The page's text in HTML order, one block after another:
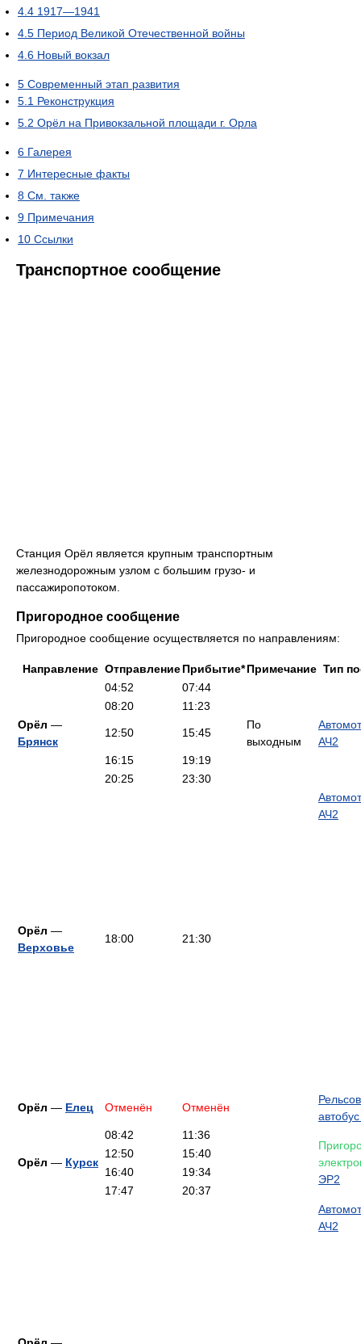
4.4 1917—1941
4.5 Период Великой Отечественной войны
4.6 Новый вокзал
5 Современный этап развития
5.1 Реконструкция
5.2 Орёл на Привокзальной площади г. Орла
6 Галерея
7 Интересные факты
8 См. также
9 Примечания
10 Ссылки
Транспортное сообщение
Станция Орёл является крупным транспортным
железнодорожным узлом с большим грузо- и
пассажиропотоком.
Пригородное сообщение
Пригородное сообщение осуществляется по направлениям:
Направление ОтправлениеПрибытие*Примечание Тип
Орёл —
Брянск
04:52 07:44
АЧ2
08:20 11:23
12:50 15:45
По
выходным
16:15
19:19
20:25
23:30
Орёл —
Верховье
18:00 21:30
АЧ2
Орёл — Елец Отменён Отменён
Орёл — Курск
08:42
11:36
ЭР2
12:50
15:40
16:40
19:34
17:47
20:37
АЧ2